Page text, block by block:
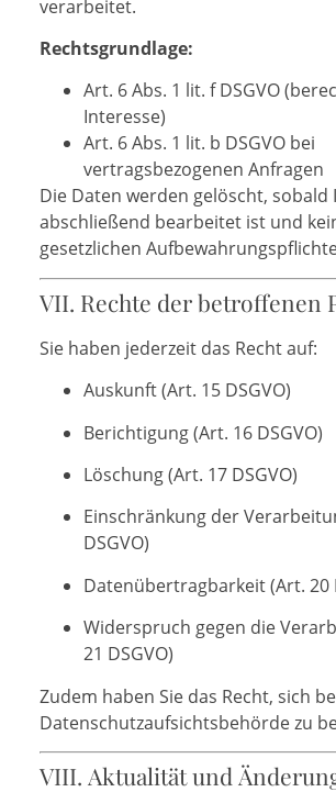
verarbeitet.
Rechtsgrundlage:
Art. 6 Abs. 1 lit. f DSGVO
Interesse)
Art. 6 Abs. 1 lit. b DSGVO bei
vertragsbezogenen Anfragen
Die Daten werden gelöscht, sobald
abschließend bearbeitet ist und
gesetzlichen
VII. Rechte der betroffenen
Sie haben jederzeit das Recht auf:
Auskunft (Art. 15 DSGVO)
Berichtigung (Art. 16 DSGVO)
Löschung (Art. 17 DSGVO)
Einschränkung der
DSGVO)
Datenübertragbarkeit (Art. 20
Widerspruch gegen die
21 DSGVO)
Zudem haben Sie das Recht, sich
Datenschutzaufsichtsbehörde zu
VIII. Aktualität und